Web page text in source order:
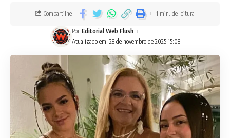
Atualizado em: 28 de novembro de 2025 15:08
Por Editorial Web Flush
Compartilhe 1 min. de leitura